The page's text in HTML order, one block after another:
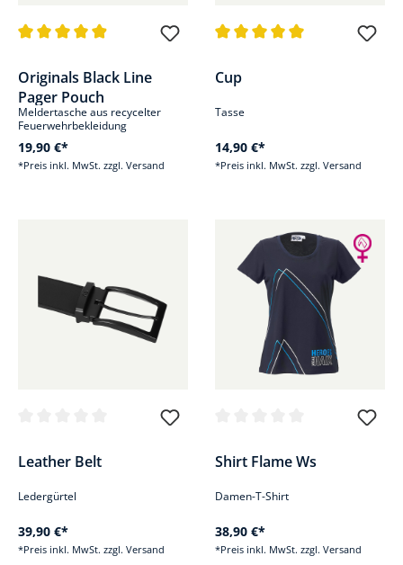
Originals Black Line
Pager Pouch
Meldertasche aus recycelter
Feuerwehrbekleidung
19,90 €*
*Preis inkl. MwSt. zzgl. Versand
Cup
Tasse
14,90 €*
*Preis inkl. MwSt. zzgl. Versand
Leather Belt
Ledergürtel
39,90 €*
*Preis inkl. MwSt. zzgl. Versand
Shirt Flame Ws
Damen-T-Shirt
38,90 €*
*Preis inkl. MwSt. zzgl. Versand